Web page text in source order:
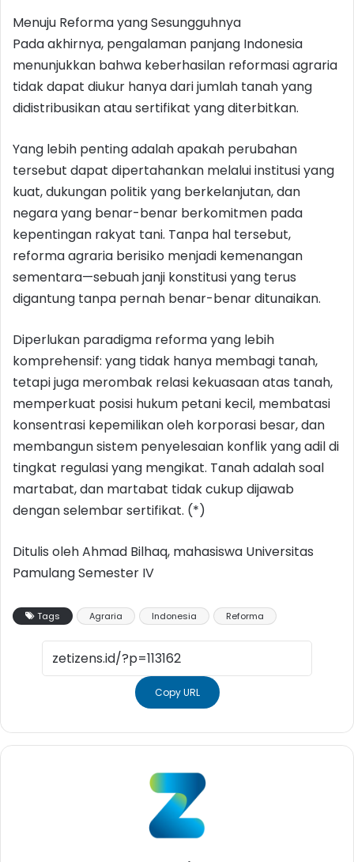
Menuju Reforma yang Sesungguhnya
Pada akhirnya, pengalaman panjang Indonesia
menunjukkan bahwa keberhasilan reformasi agraria
tidak dapat diukur hanya dari jumlah tanah yang
didistribusikan atau sertifikat yang diterbitkan.
Yang lebih penting adalah apakah perubahan
tersebut dapat dipertahankan melalui institusi yang
kuat, dukungan politik yang berkelanjutan, dan
negara yang benar-benar berkomitmen pada
kepentingan rakyat tani. Tanpa hal tersebut,
reforma agraria berisiko menjadi kemenangan
sementara—sebuah janji konstitusi yang terus
digantung tanpa pernah benar-benar ditunaikan.
Diperlukan paradigma reforma yang lebih
komprehensif: yang tidak hanya membagi tanah,
tetapi juga merombak relasi kekuasaan atas tanah,
memperkuat posisi hukum petani kecil, membatasi
konsentrasi kepemilikan oleh korporasi besar, dan
membangun sistem penyelesaian konflik yang adil di
tingkat regulasi yang mengikat. Tanah adalah soal
martabat, dan martabat tidak cukup dijawab
dengan selembar sertifikat. (*)
Ditulis oleh Ahmad Bilhaq, mahasiswa Universitas
Pamulang Semester IV
Tags Agraria Indonesia Reforma
Copy URL